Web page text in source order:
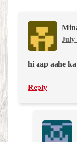
July
hi aap aahe ka
Reply